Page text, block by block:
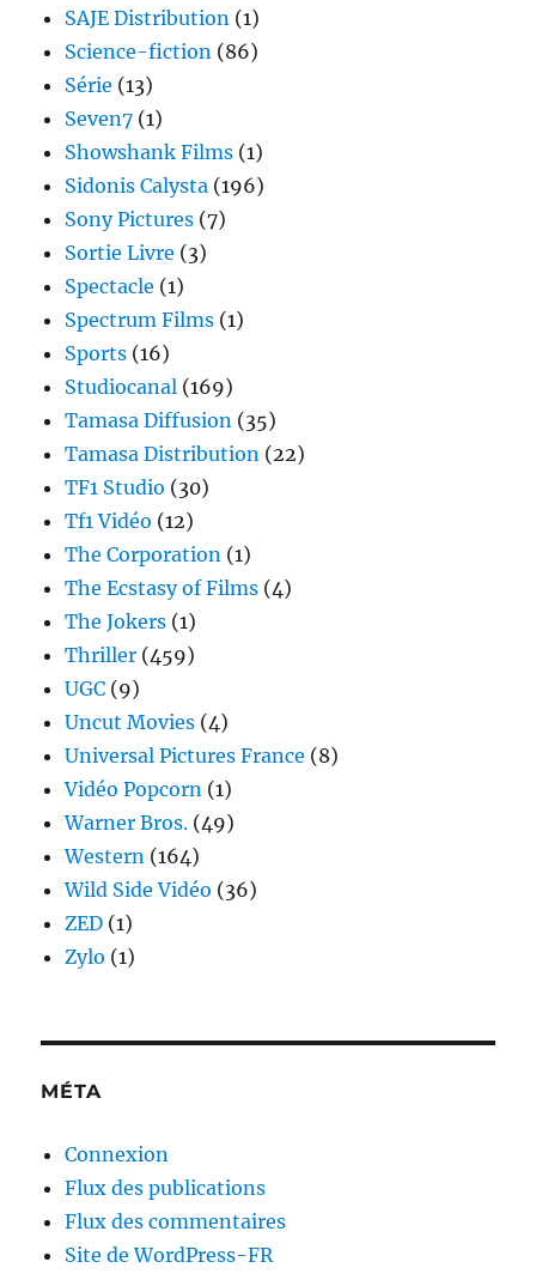
SAJE Distribution (1)
Science-fiction (86)
Série (13)
Seven7 (1)
Showshank Films (1)
Sidonis Calysta (196)
Sony Pictures (7)
Sortie Livre (3)
Spectacle (1)
Spectrum Films (1)
Sports (16)
Studiocanal (169)
Tamasa Diffusion (35)
Tamasa Distribution (22)
TF1 Studio (30)
Tf1 Vidéo (12)
The Corporation (1)
The Ecstasy of Films (4)
The Jokers (1)
Thriller (459)
UGC (9)
Uncut Movies (4)
Universal Pictures France (8)
Vidéo Popcorn (1)
Warner Bros. (49)
Western (164)
Wild Side Vidéo (36)
ZED (1)
Zylo (1)
MÉTA
Connexion
Flux des publications
Flux des commentaires
Site de WordPress-FR